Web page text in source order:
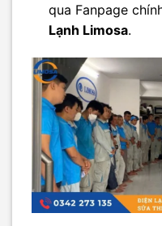
qua Fanpage
Lạnh Limosa.